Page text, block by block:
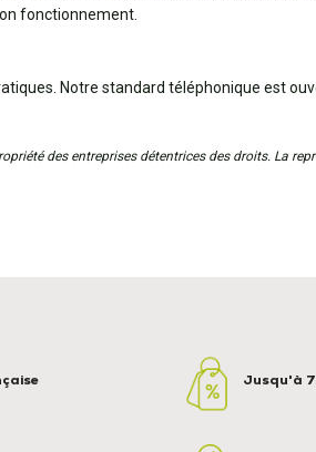
fonctionnement.
Notre standard téléphonique est
des entreprises détentrices des droits. La
Jusqu'à